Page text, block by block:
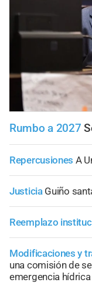
Rumbo a 2027
Repercusiones A
Justicia Guiño
Reemplazo
Modificaciones y
una comisión de
emergencia hídrica